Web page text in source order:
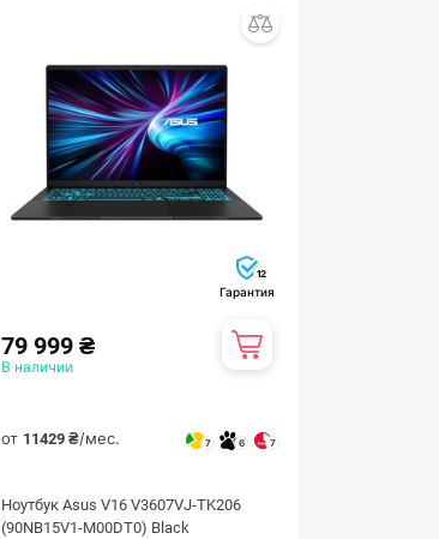
12
Гарантия
79 999 ₴
В наличии
от 11429 ₴/мес. 7 6 7
Ноутбук Asus V16 V3607VJ-TK206
(90NB15V1-M00DT0) Black